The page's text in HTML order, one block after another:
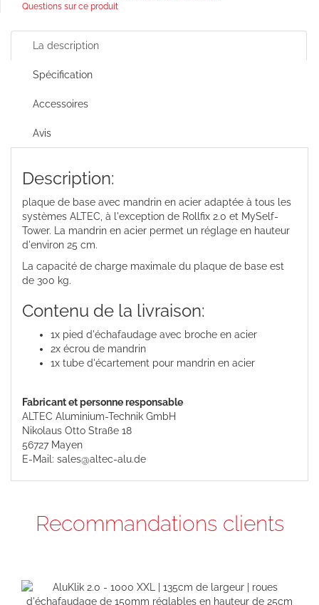
Questions sur ce produit
La description
Spécification
Accessoires
Avis
Description:
plaque de base avec mandrin en acier adaptée à tous les
systèmes ALTEC, à l'exception de Rollfix 2.0 et MySelf-
Tower. La mandrin en acier permet un réglage en hauteur
d'environ 25 cm.
La capacité de charge maximale du plaque de base est
de 300 kg.
Contenu de la livraison:
1x pied d'échafaudage avec broche en acier
2x écrou de mandrin
1x tube d'écartement pour mandrin en acier
Fabricant et personne responsable
ALTEC Aluminium-Technik GmbH
Nikolaus Otto Straße 18
56727 Mayen
E-Mail: sales@altec-alu.de
Recommandations clients